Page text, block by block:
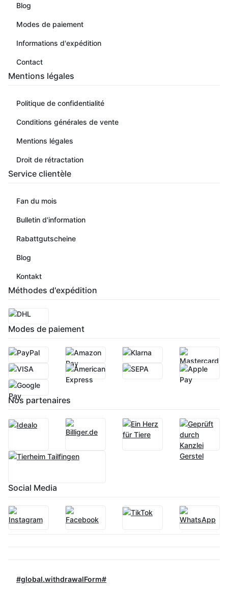
Blog
Modes de paiement
Informations d'expédition
Contact
Mentions légales
Politique de confidentialité
Conditions générales de vente
Mentions légales
Droit de rétractation
Service clientèle
Fan du mois
Bulletin d'information
Rabattgutscheine
Blog
Kontakt
Méthodes d'expédition
Modes de paiement
Nos partenaires
Social Media
#global.withdrawalForm#